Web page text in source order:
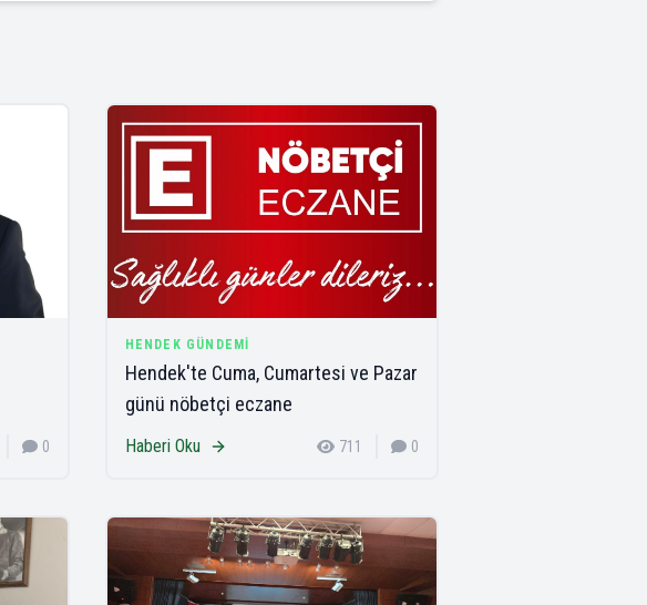
0
HENDEK GÜNDEMI
Hendek'te Cuma, Cumartesi ve Pazar
günü nöbetçi eczane
Haberi Oku 711 0